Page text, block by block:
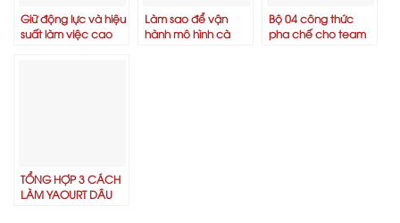
Giữ động lực và hiệu
suất làm việc cao
Làm sao để vận
hành mô hình cà
Bộ 04 công thức
pha chế cho team
TỔNG HỢP 3 CÁCH
LÀM YAOURT DÂU